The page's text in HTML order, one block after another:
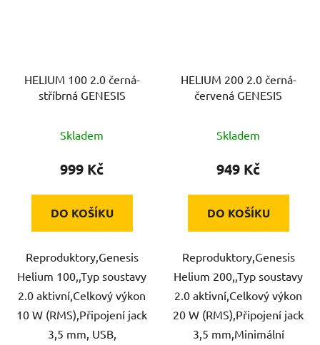
HELIUM 100 2.0 černá-
stříbrná GENESIS
Skladem
999 Kč
DO KOŠÍKU
Reproduktory,Genesis
Helium 100,,Typ soustavy
2.0 aktivní,Celkový výkon
10 W (RMS),Připojení jack
3,5 mm, USB,
HELIUM 200 2.0 černá-
červená GENESIS
Skladem
949 Kč
DO KOŠÍKU
Reproduktory,Genesis
Helium 200,,Typ soustavy
2.0 aktivní,Celkový výkon
20 W (RMS),Připojení jack
3,5 mm,Minimální